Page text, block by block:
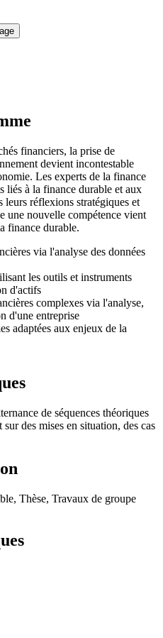
financiers, la prise de
devient incontestable
Les experts de la finance
liés à la finance durable et aux
leurs réflexions stratégiques et
une nouvelle compétence vient
finance durable.
via l'analyse des données
les outils et instruments
d'actifs
complexes via l'analyse,
d'une entreprise
adaptées aux enjeux de la
de séquences théoriques
des mises en situation, des cas
Thèse, Travaux de groupe